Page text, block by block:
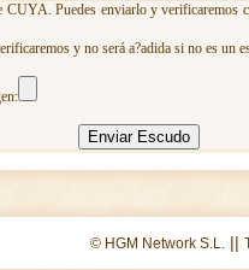
CUYA. Puedes enviarlo y verificaremos
y no será a?adida si no es un
© HGM Network S.L. ||